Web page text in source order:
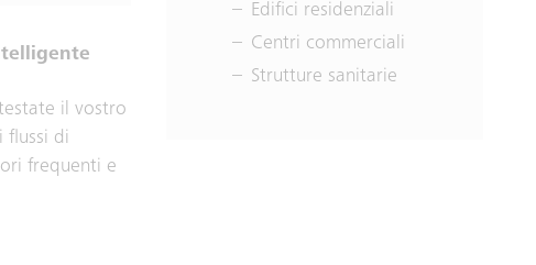
il vostro
flussi di
frequenti e
Edifici residenziali
Centri commerciali
Strutture sanitarie